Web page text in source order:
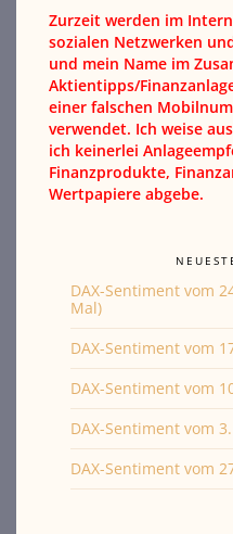
Zurzeit werden im
sozialen Netzwerken
und mein Name im
Aktientipps/
einer falschen
verwendet. Ich weise
ich keinerlei
Finanzprodukte,
Wertpapiere abgebe.
DAX-Sentiment vom
Mal)
DAX-Sentiment vom
DAX-Sentiment vom
DAX-Sentiment vom
DAX-Sentiment vom